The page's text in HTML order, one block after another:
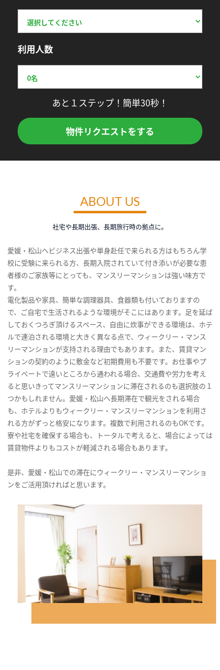
利用人数
あと１ステップ！簡単30秒！
物件リクエストをする
ABOUT US
社宅や長期出張、長期旅行時の拠点に。
愛媛・松山へビジネス出張や単身赴任で来られる方はもちろん学
校に受験に来られる方、長期入院されていて付き添いが必要な患
者様のご家族等にとっても、マンスリーマンションは強い味方で
す。
電化製品や家具、簡単な調理器具、食器類も付いておりますの
で、ご自宅で生活されるような環境がそこにはあります。足を延ば
しておくつろぎ頂けるスペース、自由に炊事ができる環境は、ホテ
ルで連泊される環境と大きく異なる点で、ウィークリー・マンス
リーマンションが支持される理由でもあります。また、賃貸マン
ションの契約のように敷金など初期費用も不要です。お仕事やプ
ライベートで遠いところから通われる場合、交通費や労力を考え
ると思いきってマンスリーマンションに滞在されるのも選択肢の１
つかもしれません。愛媛・松山へ長期滞在で観光をされる場合
も、ホテルよりもウィークリー・マンスリーマンションを利用さ
れる方がずっと格安になります。複数で利用されるのもOKです。
寮や社宅を確保する場合も、トータルで考えると、場合によっては
賃貸物件よりもコストが軽減される場合もあります。
是非、愛媛・松山での滞在にウィークリー・マンスリーマンショ
ンをご活用頂ければと思います。